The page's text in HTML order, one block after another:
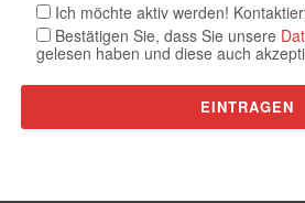
Ich möchte aktiv werden!
Bestätigen Sie, dass Sie unsere
gelesen haben und diese auch